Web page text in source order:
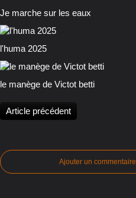
Je marche sur les eaux
l'huma 2025
le manège de Victot betti
Article précédent
Ajouter un commentaire